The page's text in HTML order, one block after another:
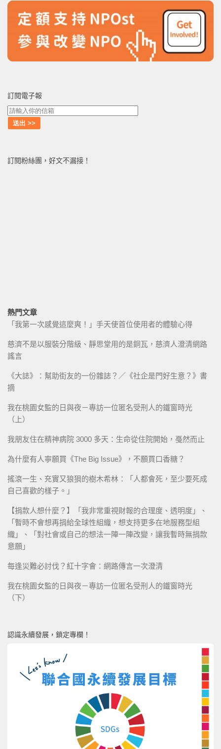
訂閱電子報
訂閱粉絲團，好文不漏接！
熱門文章
「我第一次感覺這麼爽！」手天使首位使用者的體驗心得
慈濟不是以服裝分階級、靜思堂用的是銅瓦，慈濟人澄清網路
謠言
《大誌》：幫助街友的一份雜誌？／《社企是門好生意？》書
摘
我在桃園女監的日與夜－專訪一位匿名受刑人的鐵窗時光
（上）
我朋友住在精神病院 3000 多天：生命從住院開始，戞然而止
為什麼有人寧願買《The Big Issue》，不願買口香糖？
搖滾一生、充實又狼狽的樹木希林：「人都會死，至少要死成
自己喜歡的樣子。」
【捐款人想什麼？】「我非常重視財報的合理度、透明度」、
「暫時不會想再捐給全球性組織，想支持更多在地服務型組
織」、「對社會或自己的想法一陣一陣改變，讓我暫時無捐款
意願」
每逢災難必討伐？紅十字會：網路傳言一次澄清
我在桃園女監的日與夜－專訪一位匿名受刑人的鐵窗時光
（下）
認識永續發展，鎖定專欄！